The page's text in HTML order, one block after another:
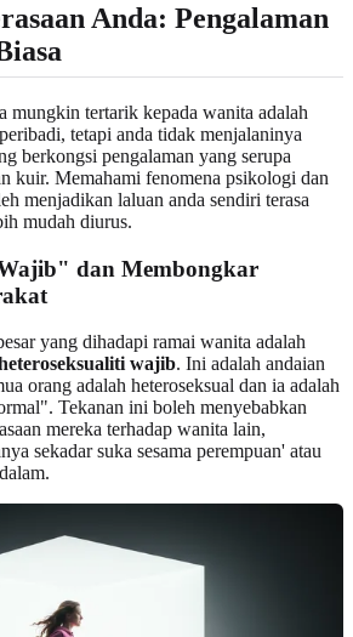
Anda: Pengalaman
mungkin tertarik kepada wanita adalah
tetapi anda tidak menjalaninya
berkongsi pengalaman yang serupa
kuir. Memahami fenomena psikologi dan
menjadikan laluan anda sendiri terasa
mudah diurus.
dan Membongkar
yang dihadapi ramai wanita adalah
wajib. Ini adalah andaian
orang adalah heteroseksual dan ia adalah
Tekanan ini boleh menyebabkan
mereka terhadap wanita lain,
sekadar suka sesama perempuan' atau